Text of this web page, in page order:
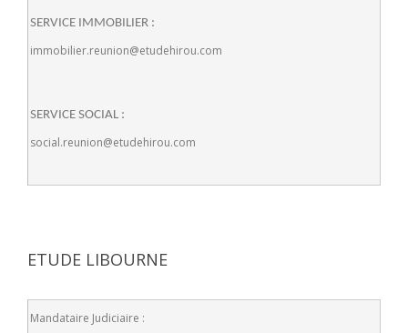
SERVICE IMMOBILIER :
immobilier.reunion@etudehirou.com
SERVICE SOCIAL :
social.reunion@etudehirou.com
ETUDE LIBOURNE
Mandataire Judiciaire :